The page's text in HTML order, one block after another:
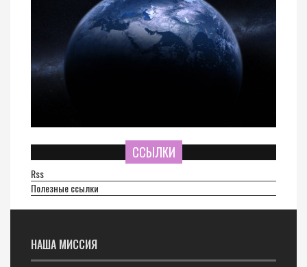
ССЫЛКИ
Rss
Полезные ссылки
НАША МИССИЯ